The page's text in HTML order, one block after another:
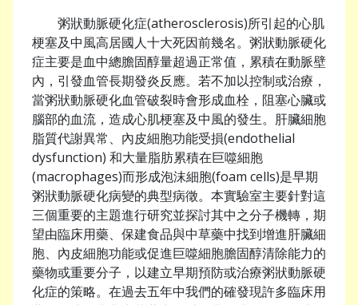
粥狀動脈硬化症(atherosclerosis)所引起的心肌
梗塞及中風高居國人十大死因前幾名。粥狀動脈硬化
症主要是血中總膽固醇量超過正常值，累積在動脈壁
內，引發血管長期發炎反應。若不加以控制或治療，
當粥狀動脈硬化血管破裂時會形成血栓，阻塞心臟或
腦部的血流，造成心肌梗塞及中風的發生。肝臟細胞
脂質代謝異常、內皮細胞功能受損(endothelial
dysfunction) 和大量脂肪累積在巨噬細胞
(macrophages)而形成泡沫細胞(foam cells)是早期
粥狀動脈硬化病變的典型病徵。本實驗室主要針對這
三個重要的主題進行研究並探討其中之分子機轉，期
望由臨床用藥、保建食品與中草藥中找到增進肝臟細
胞、內皮細胞功能或促進巨噬細胞膽固醇清除能力的
藥物或重要分子，以建立早期預防或治療粥狀動脈硬
化症的策略。在過去五年中我們的確發現許多臨床用